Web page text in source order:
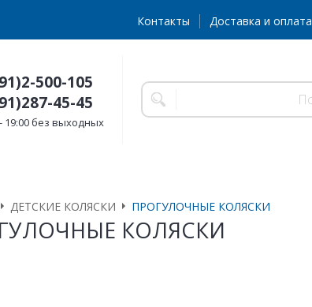
Контакты Доставка и оплата
500-105
45-45
19:00 без выходных
ДЕТСКИЕ КОЛЯСКИ ПРОГУЛОЧНЫЕ КОЛЯСКИ
КОЛЯСКИ